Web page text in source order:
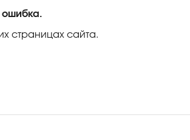
ошибка.
страницах сайта.